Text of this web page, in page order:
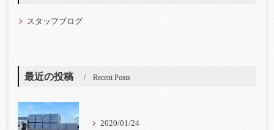
スタッフブログ
最近の投稿 Recent Posts
2020/01/24